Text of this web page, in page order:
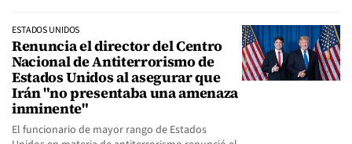
ESTADOS UNIDOS
Renuncia el director del Centro
Nacional de Antiterrorismo de
Estados Unidos al asegurar que
Irán "no presentaba una amenaza
inminente"
El funcionario de mayor rango de Estados